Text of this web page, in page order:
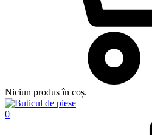
Niciun produs în coș.
0